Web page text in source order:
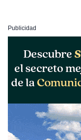
Publicidad